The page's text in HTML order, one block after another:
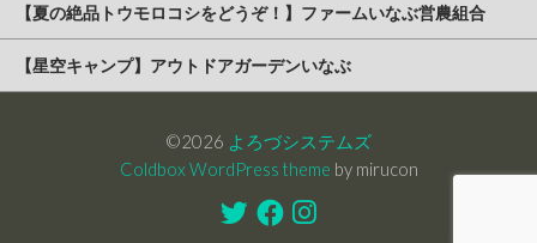
【夏の絶品トウモロコシをどうぞ！】ファームいなぶ営農組合
【星空キャンプ】アウトドアガーデンいなぶ
©2026 よろづシステムズ
Coldbox WordPress theme by mirucon
TwitterFacebookInstagram